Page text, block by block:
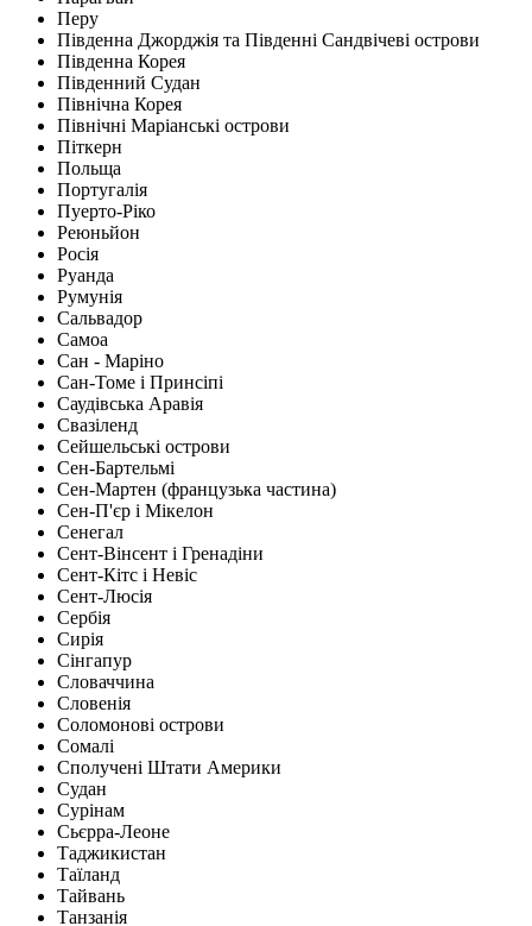
Перу
Південна Джорджія та Південні Сандвічеві острови
Південна Корея
Південний Судан
Північна Корея
Північні Маріанські острови
Піткерн
Польща
Португалія
Пуерто-Ріко
Реюньйон
Росія
Руанда
Румунія
Сальвадор
Самоа
Сан - Маріно
Сан-Томе і Принсіпі
Саудівська Аравія
Свазіленд
Сейшельські острови
Сен-Бартельмі
Сен-Мартен (французька частина)
Сен-П'єр і Мікелон
Сенегал
Сент-Вінсент і Гренадіни
Сент-Кітс і Невіс
Сент-Люсія
Сербія
Сирія
Сінгапур
Словаччина
Словенія
Соломонові острови
Сомалі
Сполучені Штати Америки
Судан
Сурінам
Сьєрра-Леоне
Таджикистан
Таїланд
Тайвань
Танзанія